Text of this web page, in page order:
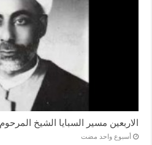
الاربعين مسير السبايا الشيخ
‏أسبوع واحد مضت